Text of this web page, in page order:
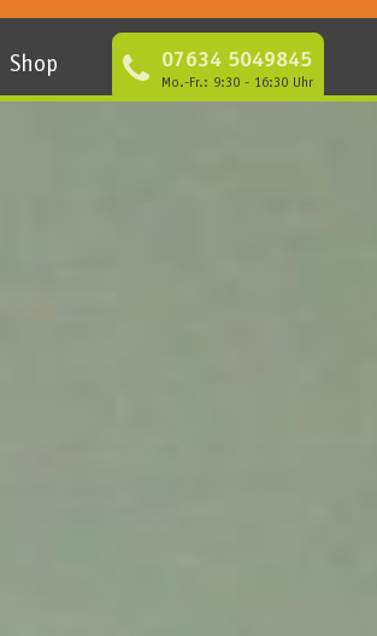
Shop 07634 5049845
Mo.-Fr.: 9:30 - 16:30 Uhr